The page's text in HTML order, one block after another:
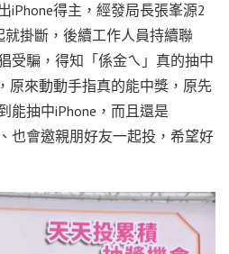
iPhone得主，經發局長張峯源2
掛斷，後續工作人員持續聯
受騙，得知「係金ㄟ」真的抽中
原來動動手指真的能中獎，原先
能抽中iPhone，而且還是
也會邀親朋好友一起投，希望好